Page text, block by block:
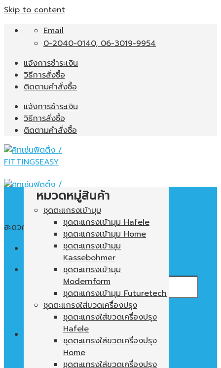
Skip to content
Email
0-2040-0140, 06-3019-9954
แจ้งการชำระเงิน
วิธีการสั่งซื้อ
ติดตามคำสั่งซื้อ
แจ้งการชำระเงิน
วิธีการสั่งซื้อ
ติดตามคำสั่งซื้อ
สะดวก ใช้งานง่าย พื้นที่ในตู้ไม่เปล่าประโยชน์
ไม่มีสินค้าในตะกร้า
หมวดหมู่สินค้า
ชุดตะแกรงเข้ามุม
ชุดตะแกรงเข้ามุม Hafele
ชุดตะแกรงเข้ามุม Home
ชุดตะแกรงเข้ามุม
Kassebohmer
ชุดตะแกรงเข้ามุม
Modernform
ชุดตะแกรงเข้ามุม Futuretech
ชุดตะแกรงใส่ขวดเครื่องปรุง
ชุดตะแกรงใส่ขวดเครื่องปรุง
Hafele
ชุดตะแกรงใส่ขวดเครื่องปรุง
Home
ชุดตะแกรงใส่ขวดเครื่องปรุง